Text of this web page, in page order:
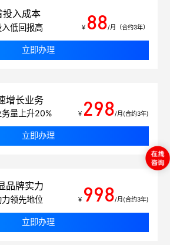
投入成本
入低回报高 ￥ 88/月（合约3年）
立即办理
增长业务
务量上升20% ￥ 298/月(合约3年)
立即办理
品牌实力
力领先地位 ￥ 998/月(合约3年)
立即办理